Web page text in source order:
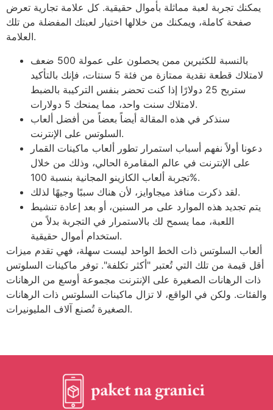
يمكنك تجربة لعبة مماثلة بأموال حقيقية. كل علامة تجارية تعرض
صفحة كاملة، ويمكنك من خلالها اختيار لعبتك المفضلة من تلك
العلامة.
بالنسبة للكثيرين ممن يحصلون على عمولة 500 ضعف
لامتلاك قطعة نقدية ممتازة من فئة 5 سنتات، فإنك بالتأكيد
ستربح 25 دولارًا إذا كنت تحضر بنفس التركيبة بالضبط
لامتلاك سنت واحد، مما يمنحك 5 دولارات.
سنذكر في هذه المقالة أيضاً بعضاً من أفضل ألعاب
السلوتس على الإنترنت.
دعونا أولاً نفهم أسباب استمرار تطور ألعاب ماكينات القمار
على الإنترنت في عالم المقامرة الحالي، وذلك من خلال
تجربة ألعاب الكازينو المجانية بنسبة 100%.
لقد ذكرت منافذ ميجاوايز، لأن هناك سببًا وجيهًا لذلك.
يتم تجديد هذه الموارد على مر السنين، أو بعد إعادة تنشيط
اللعبة، مما يسمح لك بالاستمرار في التجربة بدلاً من
استخدام أموال حقيقية.
ألعاب السلوتس ذات الخط الواحد ليست سهلة، فهي تقدم ميزات
أقل قيمة من تلك التي تُعتبر "أكثر تكلفة". توفر ماكينات السلوتس
ذات الرهانات الصغيرة على الإنترنت مجموعة أوسع من الرهانات
والفئات. ولكن في الواقع، لا تزال ماكينات السلوتس ذات الرهانات
الصغيرة تُصنع آلاف المليونيرات.